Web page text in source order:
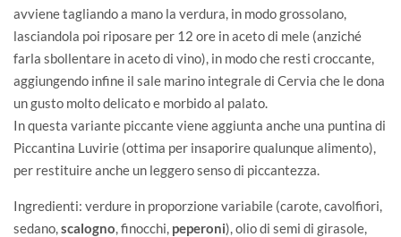
avviene tagliando a mano la verdura, in modo grossolano,
lasciandola poi riposare per 12 ore in aceto di mele (anziché
farla sbollentare in aceto di vino), in modo che resti croccante,
aggiungendo infine il sale marino integrale di Cervia che le dona
un gusto molto delicato e morbido al palato.
In questa variante piccante viene aggiunta anche una puntina di
Piccantina Luvirie (ottima per insaporire qualunque alimento),
per restituire anche un leggero senso di piccantezza.
Ingredienti: verdure in proporzione variabile (carote, cavolfiori,
sedano,scalogno, finocchi, peperoni), olio di semi di girasole,